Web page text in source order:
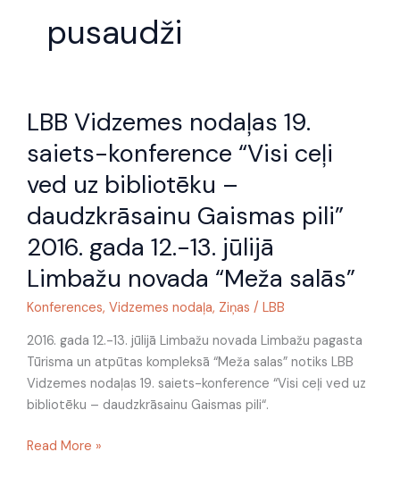
pusaudži
LBB Vidzemes nodaļas 19.
saiets-konference “Visi ceļi
ved uz bibliotēku –
daudzkrāsainu Gaismas pili”
2016. gada 12.-13. jūlijā
Limbažu novada “Meža salās”
Konferences, Vidzemes nodaļa, Ziņas / LBB
2016. gada 12.-13. jūlijā Limbažu novada Limbažu pagasta
Tūrisma un atpūtas kompleksā “Meža salas” notiks LBB
Vidzemes nodaļas 19. saiets-konference “Visi ceļi ved uz
bibliotēku – daudzkrāsainu Gaismas pili“.
Vidzemes
19.
saiets-
konference
“Visi
ceļi
ved
uz
bibliotēku
–
daudzkrāsainu
Gaismas
pili”
gada
Read More »